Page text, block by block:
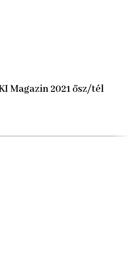
Magazin 2021 ősz/tél